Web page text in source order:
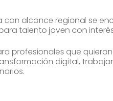
alcance regional se
talento joven con
profesionales que
digital,